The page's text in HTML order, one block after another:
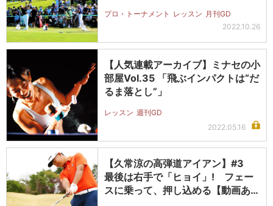
プロ・トーナメント レッスン 月刊GD
2022.10.26
【人気連載アーカイブ】ミナセの小
部屋Vol.35 「飛ぶインパクトは“だ
るま落とし”」
レッスン 週刊GD
2022.05.16
【久常涼の高弾道アイアン】#3
最後は右手で「ヒョイ」! フェー
スに乗って、押し込める【動画あ